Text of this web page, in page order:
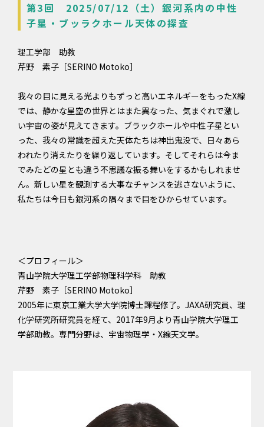
第3回 2025/07/12（土）銀河系内の中性
子星・ブッラクホール天体の探査
理工学部 助教
芹野 素子［SERINO Motoko］
我々の目に見える光よりもずっと高いエネルギーをもったX線
では、静かな星空の世界とはまた異なった、気まぐれで激し
い宇宙の姿が見えてきます。ブラックホールや中性子星とい
った、我々の常識を超えた天体たちは神出鬼没で、日々あら
われたり消えたりを繰り返しています。そしてそれらは今ま
でみたどの星とも違う不思議な振る舞いをするかもしれませ
ん。新しい星を観測する大事なチャンスを逃さないように、
私たちは今日も銀河系の隅々まで目をひからせています。
＜プロフィール＞
青山学院大学理工学部物理科学科 助教
芹野 素子［SERINO Motoko］
2005年に東京工業大学大学院博士課程修了。JAXA研究員、理
化学研究所研究員を経て、2017年9月より青山学院大学理工
学部助教。専門分野は、宇宙物理学・X線天文学。